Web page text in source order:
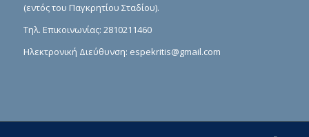
(εντός του Παγκρητίου Σταδίου).
Τηλ. Επικοινωνίας: 2810211460
Ηλεκτρονική Διεύθυνση: espekritis@gmail.com